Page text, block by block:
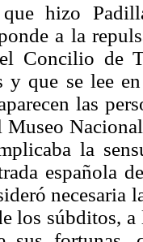
hizo
a la
Concilio de
y que se lee
las
Museo
la
española
los súbditos,